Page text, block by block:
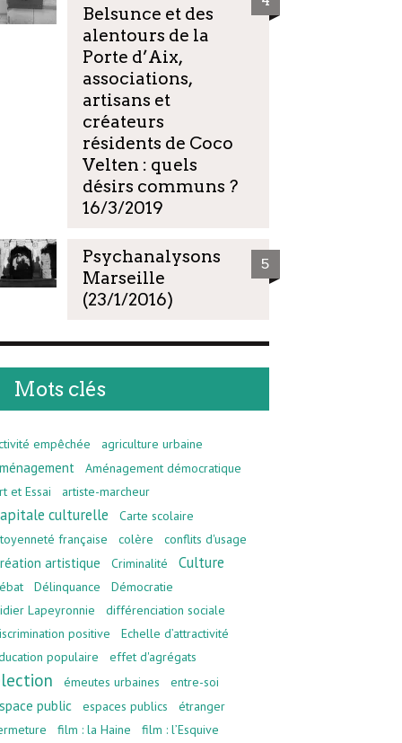
Belsunce et des
alentours de la
Porte d’Aix,
associations,
artisans et
créateurs
résidents de Coco
Velten : quels
désirs communs ?
16/3/2019
Psychanalysons
Marseille
(23/1/2016)
5
Mots clés
empêchée agriculture urbaine
Aménagement démocratique
et Essai
artiste-marcheur
culturelle
Carte scolaire
française
colère conflits d'usage
artistique Criminalité Culture
Délinquance
Démocratie
Lapeyronnie
différenciation sociale
positive
Echelle d’attractivité
populaire
effet d'agrégats
émeutes urbaines entre-soi
public espaces publics
étranger
film : la Haine
film : l’Esquive